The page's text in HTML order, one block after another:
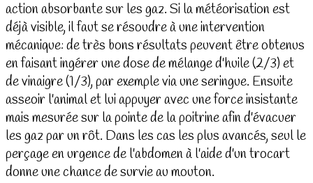
action absorbante sur les gaz. Si la météorisation est
déjà visible, il faut se résoudre à une intervention
mécanique: de très bons résultats peuvent être obtenus
en faisant ingérer une dose de mélange d'huile (2/3) et
de vinaigre (1/3), par exemple via une seringue. Ensuite
asseoir l'animal et lui appuyer avec une force insistante
mais mesurée sur la pointe de la poitrine afin d'évacuer
les gaz par un rôt. Dans les cas les plus avancés, seul le
perçage en urgence de l'abdomen à l'aide d'un trocart
donne une chance de survie au mouton.